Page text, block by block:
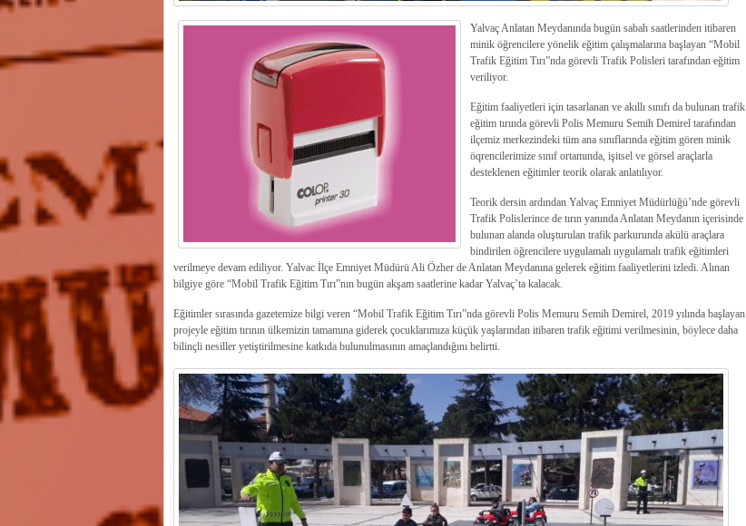
Yalvaç Anlatan Meydanında bugün sabah saatlerinden itibaren
minik öğrencilere yönelik eğitim çalışmalarına başlayan “Mobil
Trafik Eğitim Tırı”nda görevli Trafik Polisleri tarafından eğitim
veriliyor.
Eğitim faaliyetleri için tasarlanan ve akıllı sınıfı da bulunan trafik
eğitim tırında görevli Polis Memuru Semih Demirel tarafından
ilçemiz merkezindeki tüm ana sınıflarında eğitim gören minik
öqrencilerimize sınıf ortamında, işitsel ve görsel araçlarla
desteklenen eğitimler teorik olarak anlatılıyor.
Teorik dersin ardından Yalvaç Emniyet Müdürlüğü’nde görevli
Trafik Polislerince de tırın yanında Anlatan Meydanın içerisinde
bulunan alanda oluşturulan trafik parkurunda akülü araçlara
bindirilen öğrencilere uygulamalı uygulamalı trafik eğitimleri
verilmeye devam ediliyor. Yalvac İlçe Emniyet Müdürü Ali Özher de Anlatan Meydanına gelerek eğitim faaliyetlerini izledi. Alınan
bilgiye göre “Mobil Trafik Eğitim Tırı”nın bugün akşam saatlerine kadar Yalvaç’ta kalacak.
Eğitimler sırasında gazetemize bilgi veren “Mobil Trafik Eğitim Tırı”nda görevli Polis Memuru Semih Demirel, 2019 yılında başlayan
projeyle eğitim tırının ülkemizin tamamına giderek çocuklarımıza küçük yaşlarından itibaren trafik eğitimi verilmesinin, böylece daha
bilinçli nesiller yetiştirilmesine katkıda bulunulmasının amaçlandığını belirtti.